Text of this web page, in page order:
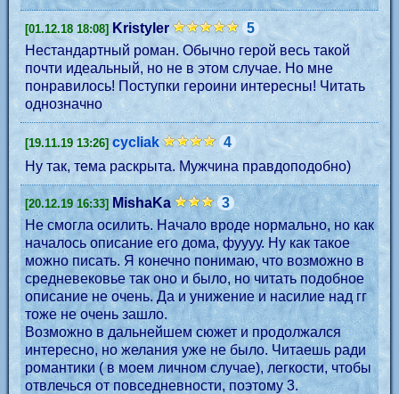
[01.12.18 18:08] Kristyler
5
Нестандартный роман. Обычно герой весь такой
почти идеальный, но не в этом случае. Но мне
понравилось! Поступки героини интересны! Читать
однозначно
[19.11.19 13:26] cycliak
4
Ну так, тема раскрыта. Мужчина правдоподобно)
[20.12.19 16:33] MishaKa
3
Не смогла осилить. Начало вроде нормально, но как
началось описание его дома, фуууу. Ну как такое
можно писать. Я конечно понимаю, что возможно в
средневековье так оно и было, но читать подобное
описание не очень. Да и унижение и насилие над гг
тоже не очень зашло.
Возможно в дальнейшем сюжет и продолжался
интересно, но желания уже не было. Читаешь ради
романтики ( в моем личном случае), легкости, чтобы
отвлечься от повседневности, поэтому 3.